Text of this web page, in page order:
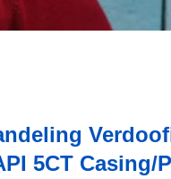
5CT Casing/